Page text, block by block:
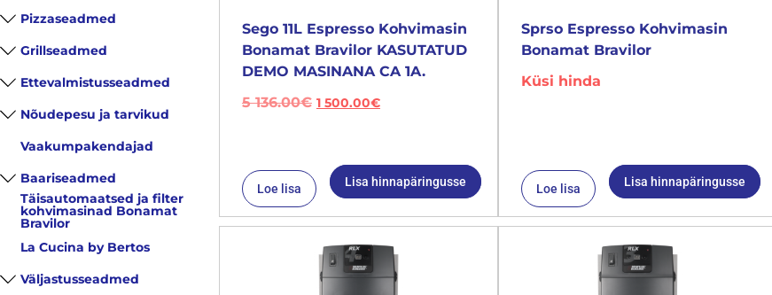
Pizzaseadmed
Grillseadmed
Ettevalmistusseadmed
Nõudepesu ja tarvikud
Vaakumpakendajad
Baariseadmed
Täisautomaatsed ja filter
kohvimasinad Bonamat
Bravilor
La Cucina by Bertos
Väljastusseadmed
Sego 11L Espresso Kohvimasin
Bonamat Bravilor KASUTATUD
DEMO MASINANA CA 1A.
5 136.00€ 1 500.00€
Loe lisa Lisa hinnapäringusse
Sprso Espresso Kohvimasin
Bonamat Bravilor
Küsi hinda
Loe lisa Lisa hinnapäringusse